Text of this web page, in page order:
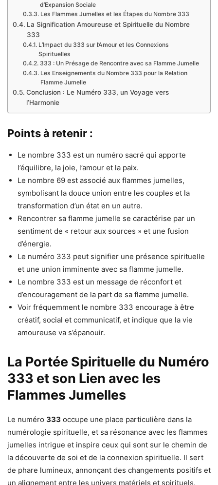
d’Expansion Sociale
Les Flammes Jumelles et les Étapes du Nombre 333
La Signification Amoureuse et Spirituelle du Nombre
333
L’Impact du 333 sur l’Amour et les Connexions
Spirituelles
333 : Un Présage de Rencontre avec sa Flamme Jumelle
Les Enseignements du Nombre 333 pour la Relation
Flamme Jumelle
Conclusion : Le Numéro 333, un Voyage vers
l’Harmonie
Points à retenir :
Le nombre 333 est un numéro sacré qui apporte
l’équilibre, la joie, l’amour et la paix.
Le nombre 69 est associé aux flammes jumelles,
symbolisant la douce union entre les couples et la
transformation d’un état en un autre.
Rencontrer sa flamme jumelle se caractérise par un
sentiment de « retour aux sources » et une fusion
d’énergie.
Le numéro 333 peut signifier une présence spirituelle
et une union imminente avec sa flamme jumelle.
Le nombre 333 est un message de réconfort et
d’encouragement de la part de sa flamme jumelle.
Voir fréquemment le nombre 333 encourage à être
créatif, social et communicatif, et indique que la vie
amoureuse va s’épanouir.
La Portée Spirituelle du Numéro
333 et son Lien avec les
Flammes Jumelles
Le numéro 333 occupe une place particulière dans la
numérologie spirituelle, et sa résonance avec les flammes
jumelles intrigue et inspire ceux qui sont sur le chemin de
la découverte de soi et de la connexion spirituelle. Il sert
de phare lumineux, annonçant des changements positifs et
un alignement entre les univers matériels et spirituels.